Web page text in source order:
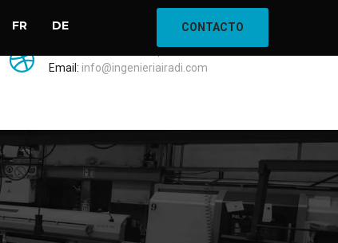
Email: info@ingenieriairadi.com
FR DE CONTACTO